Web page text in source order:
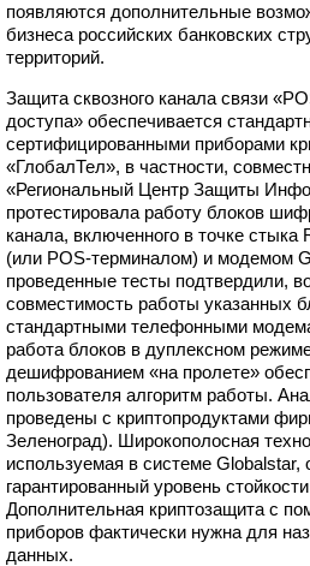
появляются дополнительные
бизнеса российских банковских
территорий.
Защита сквозного канала связи
доступа» обеспечивается
сертифицированными приборами
«ГлобалТел», в частности,
«Региональный Центр Защиты
протестировала работу блоков
канала, включенного в точке
(или POS-терминалом) и модемом
проведенные тесты подтвердили,
совместимость работы указанных
стандартными телефонными
работа блоков в дуплексном
дешифрованием «на пролете»
пользователя алгоритм работы.
проведены с криптопродуктами
Зеленоград). Широкополосная
используемая в системе Globalstar,
гарантированный уровень
Дополнительная криптозащита с
приборов фактически нужна для
данных.